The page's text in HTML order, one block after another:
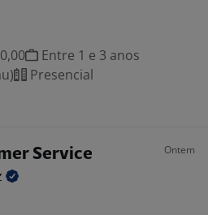
Entre 1 e 3 anos
Presencial
Service Ontem